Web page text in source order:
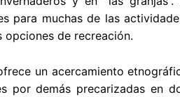
para muchas de las
opciones de recreación.
un acercamiento
por demás precarizadas en